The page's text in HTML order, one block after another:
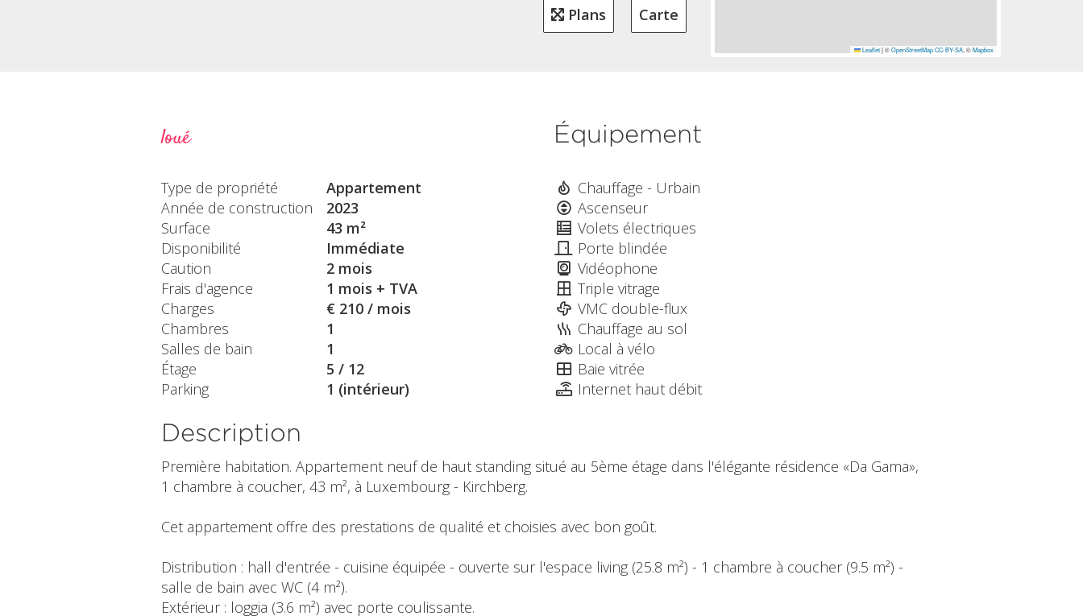
Plans Carte
Leaflet |©OpenStreetMap CC-BY-SA, ©Mapbox
loué
Type de propriété
Appartement
Année de construction
2023
Surface
43 m²
Disponibilité
Immédiate
Caution
2 mois
Frais d'agence
1 mois + TVA
Charges
€ 210 / mois
Chambres
1
Salles de bain
1
Étage
5 / 12
Parking
1 (intérieur)
Équipement
Chauffage - Urbain
Ascenseur
Volets électriques
Porte blindée
Vidéophone
Triple vitrage
VMC double-flux
Chauffage au sol
Local à vélo
Baie vitrée
Internet haut débit
Description
Première habitation. Appartement neuf de haut standing situé au 5ème étage dans l'élégante résidence «Da Gama»,
1 chambre à coucher, 43 m², à Luxembourg - Kirchberg.
Cet appartement offre des prestations de qualité et choisies avec bon goût.
Distribution : hall d'entrée - cuisine équipée - ouverte sur l'espace living (25.8 m²) - 1 chambre à coucher (9.5 m²) -
salle de bain avec WC (4 m²).
Extérieur : loggia (3.6 m²) avec porte coulissante.